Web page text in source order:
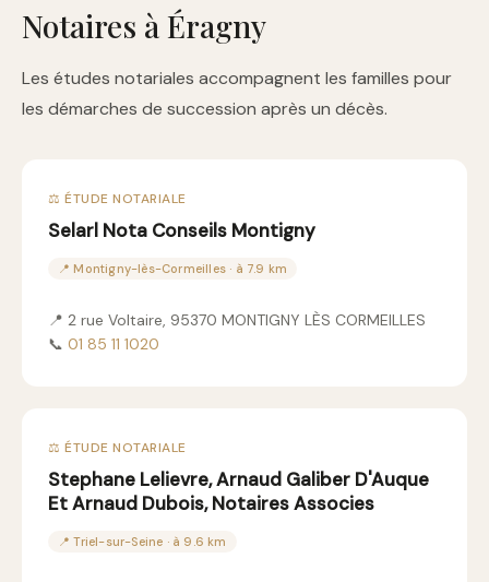
Notaires à Éragny
Les études notariales accompagnent les familles pour
les démarches de succession après un décès.
⚖️ ÉTUDE NOTARIALE
Selarl Nota Conseils Montigny
📍 Montigny-lès-Cormeilles · à 7.9 km
📍 2 rue Voltaire, 95370 MONTIGNY LÈS CORMEILLES
📞 01 85 11 1020
⚖️ ÉTUDE NOTARIALE
Stephane Lelievre, Arnaud Galiber D'Auque
Et Arnaud Dubois, Notaires Associes
📍 Triel-sur-Seine · à 9.6 km